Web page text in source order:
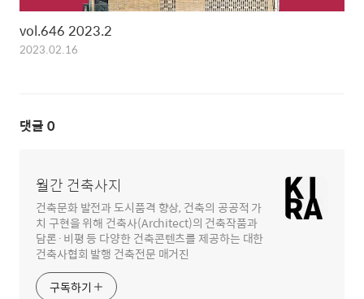
vol.646 2023.2
2023.02.16
댓글 0
월간 건축사지
건축문화 발전과 도시품격 향상, 건축의 공공적 가
치 구현을 위해 건축사(Architect)의 건축작품과
담론·비평 등 다양한 건축콘텐츠를 제공하는 대한
건축사협회 발행 건축전문 매거진
구독하기